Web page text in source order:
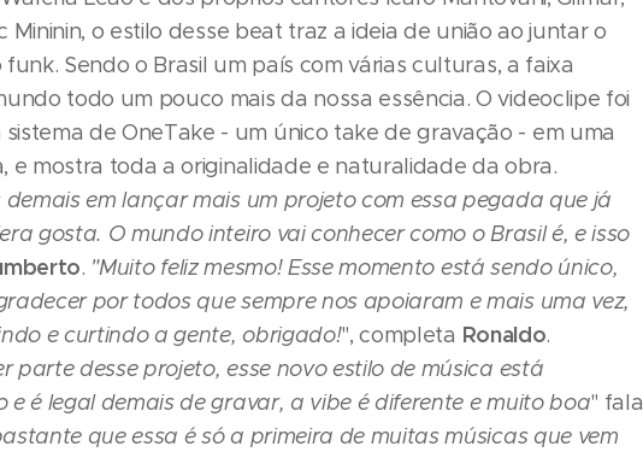
Mininin, o estilo desse beat traz a ideia de união ao juntar o
Sendo o Brasil um país com várias culturas, a faixa
todo um pouco mais da nossa essência. O videoclipe foi
de OneTake - um único take de gravação - em uma
e mostra toda a originalidade e naturalidade da obra.
demais em lançar mais um projeto com essa pegada que já
gosta. O mundo inteiro vai conhecer como o Brasil é, e isso
. "Muito feliz mesmo! Esse momento está sendo único,
por todos que sempre nos apoiaram e mais uma vez,
e curtindo a gente, obrigado!", completa Ronaldo.
parte desse projeto, esse novo estilo de música está
e é legal demais de gravar, a vibe é diferente e muito boa" fala
que essa é só a primeira de muitas músicas que vem